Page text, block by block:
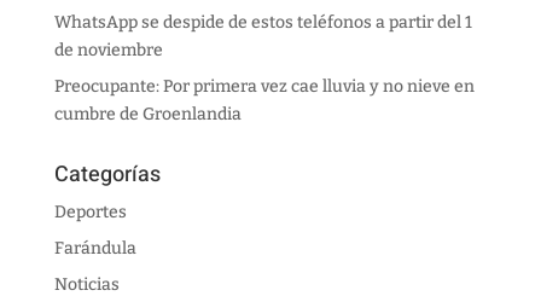
WhatsApp se despide de estos teléfonos a partir del 1
de noviembre
Preocupante: Por primera vez cae lluvia y no nieve en
cumbre de Groenlandia
Categorías
Deportes
Farándula
Noticias